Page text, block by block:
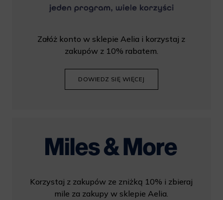
Załóż konto w sklepie Aelia i korzystaj z
zakupów z 10% rabatem.
DOWIEDZ SIĘ WIĘCEJ
Korzystaj z zakupów ze zniżką 10% i zbieraj
mile za zakupy w sklepie Aelia.